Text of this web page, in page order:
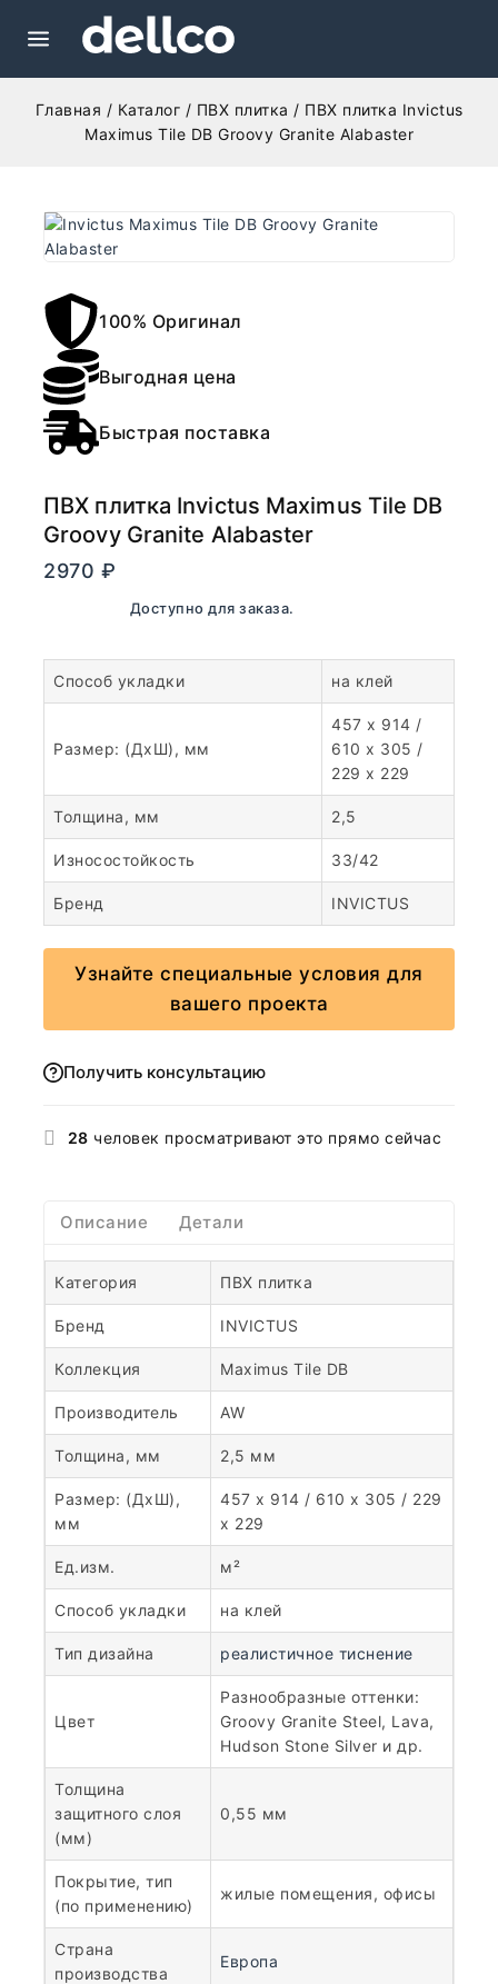
Главная / Каталог / ПВХ плитка / ПВХ плитка Invictus
Maximus Tile DB Groovy Granite Alabaster
100% Оригинал
Выгодная цена
Быстрая поставка
ПВХ плитка Invictus Maximus Tile DB
Groovy Granite Alabaster
2970 ₽
В наличии. Доступно для заказа.
Способ укладки на клей
Размер: (ДхШ), мм
457 x 914 /
610 x 305 /
229 x 229
Толщина, мм 2,5
Износостойкость 33/42
Бренд INVICTUS
Узнайте специальные условия для
вашего проекта
Получить консультацию
28 человек просматривают это прямо сейчас
Описание Детали
Категория ПВХ плитка
Бренд INVICTUS
Коллекция Maximus Tile DB
Производитель AW
Толщина, мм 2,5 мм
Размер: (ДхШ),
мм
457 x 914 / 610 x 305 / 229
x 229
Ед.изм. м²
Способ укладки на клей
Тип дизайна реалистичное тиснение
Цвет
Разнообразные оттенки:
Groovy Granite Steel, Lava,
Hudson Stone Silver и др.
Толщина
защитного слоя
(мм)
0,55 мм
Покрытие, тип
(по применению)
жилые помещения, офисы
Страна
производства
Европа